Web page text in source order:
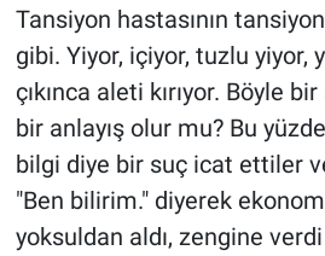
Tansiyon hastasının
gibi. Yiyor, içiyor, tuzlu yiyor,
çıkınca aleti kırıyor. Böyle
bir anlayış olur mu? Bu
bilgi diye bir suç icat ettiler
"Ben bilirim." diyerek
yoksuldan aldı, zengine